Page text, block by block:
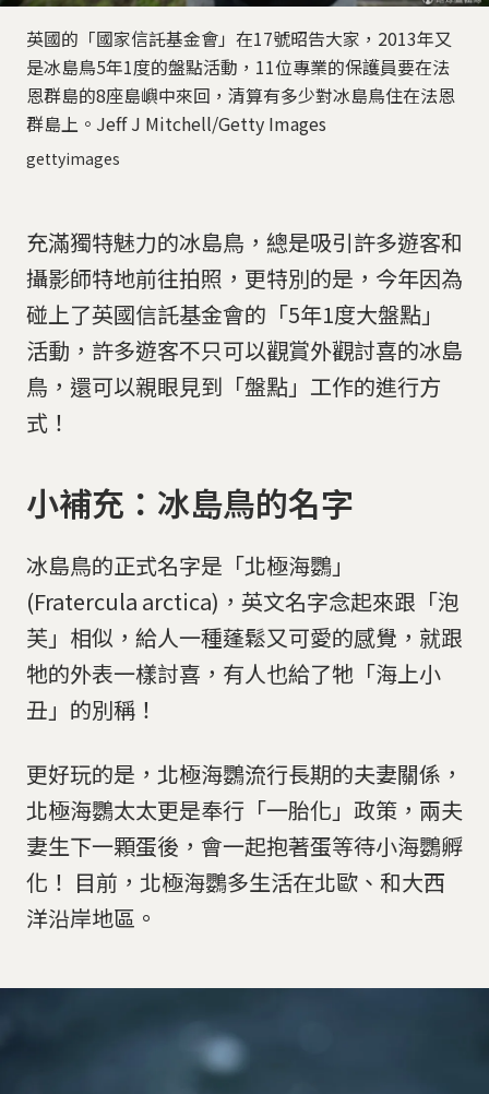
英國的「國家信託基金會」在17號昭告大家，2013年又
是冰島鳥5年1度的盤點活動，11位專業的保護員要在法
恩群島的8座島嶼中來回，清算有多少對冰島鳥住在法恩
群島上。Jeff J Mitchell/Getty Images
gettyimages
充滿獨特魅力的冰島鳥，總是吸引許多遊客和
攝影師特地前往拍照，更特別的是，今年因為
碰上了英國信託基金會的「5年1度大盤點」
活動，許多遊客不只可以觀賞外觀討喜的冰島
鳥，還可以親眼見到「盤點」工作的進行方
式！
小補充：冰島鳥的名字
冰島鳥的正式名字是「北極海鸚」
(Fratercula arctica)，英文名字念起來跟「泡
芙」相似，給人一種蓬鬆又可愛的感覺，就跟
牠的外表一樣討喜，有人也給了牠「海上小
丑」的別稱！
更好玩的是，北極海鸚流行長期的夫妻關係，
北極海鸚太太更是奉行「一胎化」政策，兩夫
妻生下一顆蛋後，會一起抱著蛋等待小海鸚孵
化！ ​目前，北極海鸚多生活在北歐、和大西
洋沿岸地區。